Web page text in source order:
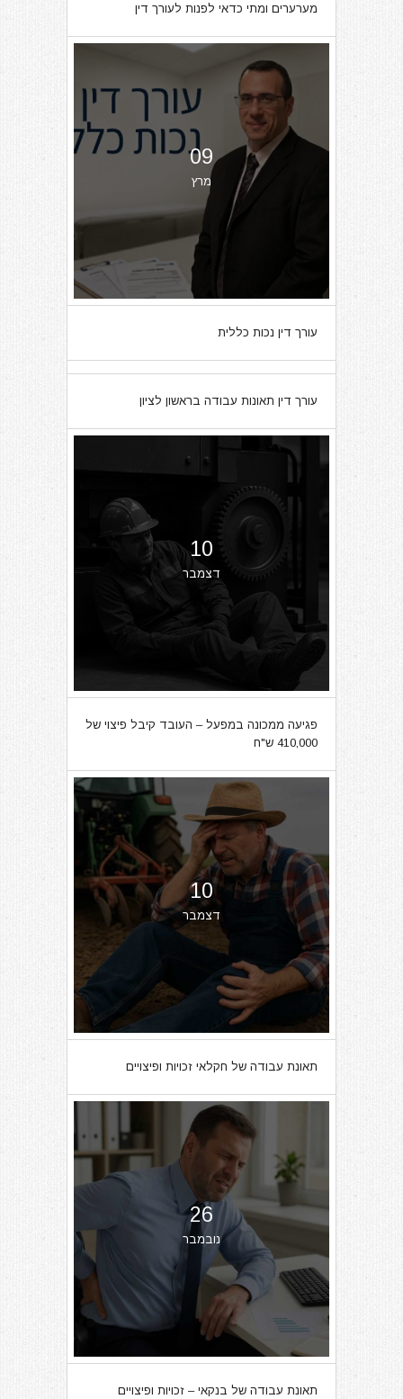
מערערים ומתי כדאי לפנות לעורך דין
09
מרץ
עורך דין נכות כללית
07
מרץ
עורך דין תאונות עבודה בראשון לציון
10
דצמבר
פגיעה ממכונה במפעל – העובד קיבל פיצוי של
410,000 ש"ח
10
דצמבר
תאונת עבודה של חקלאי זכויות ופיצויים
26
נובמבר
תאונת עבודה של בנקאי – זכויות ופיצויים